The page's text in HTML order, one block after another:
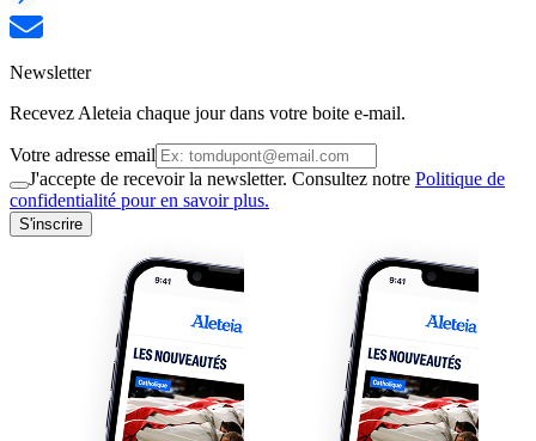
Newsletter
Recevez Aleteia chaque jour dans votre boite e-mail.
Votre adresse email
J'accepte de recevoir la newsletter. Consultez notre Politique de
confidentialité pour en savoir plus.
S'inscrire